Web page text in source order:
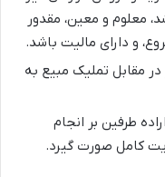
معلوم و معین، مقدور
و دارای مالیت باشد.
مقابل تملیک مبیع به
طرفین بر انجام
کامل صورت گیرد.